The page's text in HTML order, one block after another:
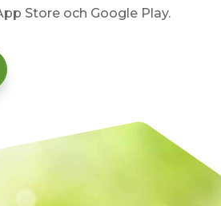
Store och Google Play.